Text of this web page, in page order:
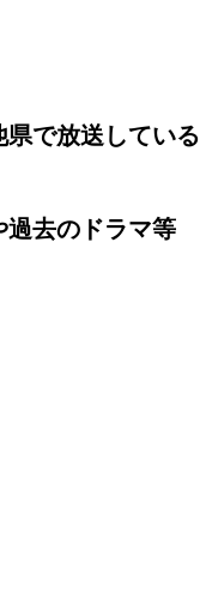
で放送している
去のドラマ等